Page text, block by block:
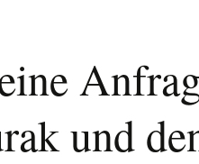
und